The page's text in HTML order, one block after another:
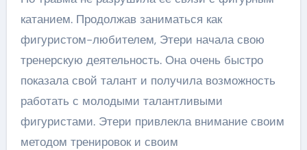
катанием. Продолжав заниматься как
фигуристом-любителем, Этери начала свою
тренерскую деятельность. Она очень быстро
показала свой талант и получила возможность
работать с молодыми талантливыми
фигуристами. Этери привлекла внимание своим
методом тренировок и своим